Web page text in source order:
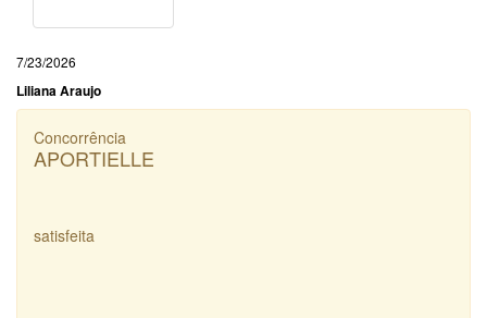
7/23/2026
Liliana Araujo
Concorrência
APORTIELLE
satisfeita